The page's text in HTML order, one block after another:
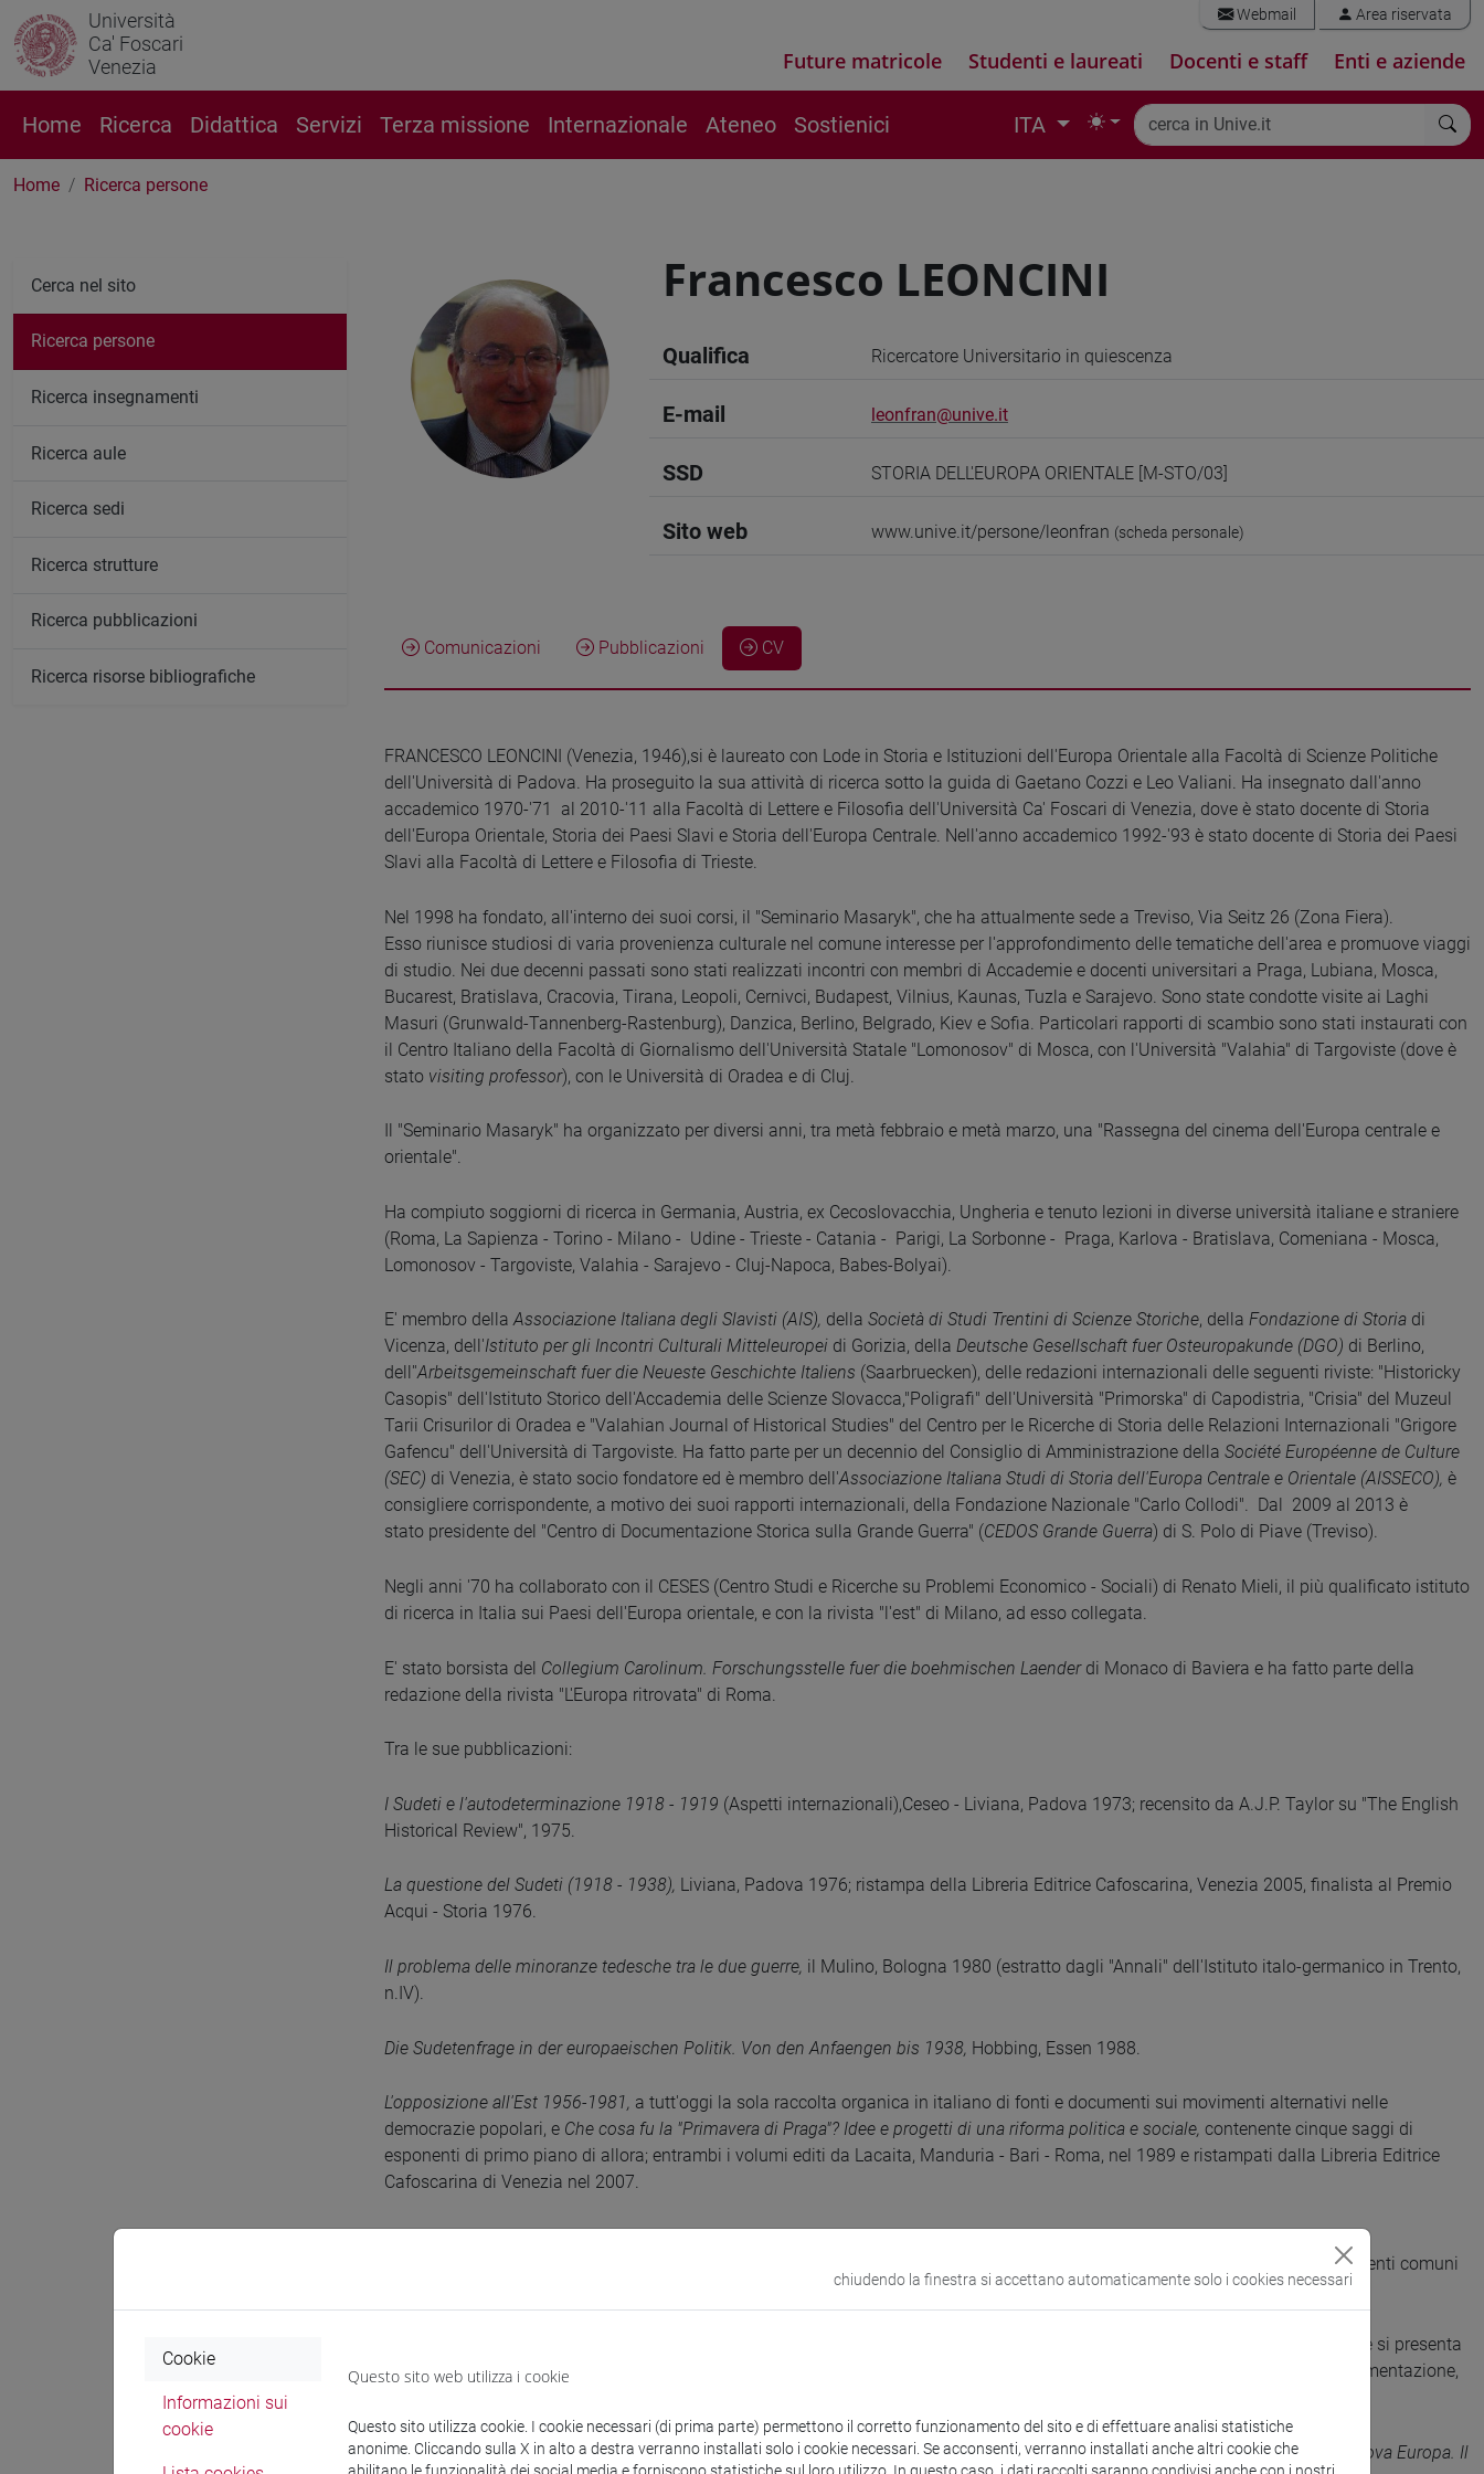
Università
Ca' Foscari
Venezia
Webmail Area riservata
Future matricole Studenti e laureati Docenti e staff Enti e aziende
Home Ricerca Didattica Servizi Terza missione Internazionale Ateneo Sostienici ITA
Home Ricerca persone
Francesco LEONCINI
Qualifica Ricercatore Universitario in quiescenza
E-mail leonfran@unive.it
SSD STORIA DELL'EUROPA ORIENTALE [M-STO/03]
Sito web www.unive.it/persone/leonfran (scheda personale)
Comunicazioni Pubblicazioni CV
FRANCESCO LEONCINI (Venezia, 1946),si è laureato con Lode in Storia e Istituzioni dell'Europa Orientale alla Facoltà di Scienze Politiche
dell'Università di Padova. Ha proseguito la sua attività di ricerca sotto la guida di Gaetano Cozzi e Leo Valiani. Ha insegnato dall'anno
accademico 1970-'71 al 2010-'11 alla Facoltà di Lettere e Filosofia dell'Università Ca' Foscari di Venezia, dove è stato docente di Storia
dell'Europa Orientale, Storia dei Paesi Slavi e Storia dell'Europa Centrale. Nell'anno accademico 1992-'93 è stato docente di Storia dei Paesi
Slavi alla Facoltà di Lettere e Filosofia di Trieste.
Nel 1998 ha fondato, all'interno dei suoi corsi, il "Seminario Masaryk", che ha attualmente sede a Treviso, Via Seitz 26 (Zona Fiera).
Esso riunisce studiosi di varia provenienza culturale nel comune interesse per l'approfondimento delle tematiche dell'area e promuove viaggi
di studio. Nei due decenni passati sono stati realizzati incontri con membri di Accademie e docenti universitari a Praga, Lubiana, Mosca,
Bucarest, Bratislava, Cracovia, Tirana, Leopoli, Cernivci, Budapest, Vilnius, Kaunas, Tuzla e Sarajevo. Sono state condotte visite ai Laghi
Masuri (Grunwald-Tannenberg-Rastenburg), Danzica, Berlino, Belgrado, Kiev e Sofia. Particolari rapporti di scambio sono stati instaurati con
il Centro Italiano della Facoltà di Giornalismo dell'Università Statale "Lomonosov" di Mosca, con l'Università "Valahia" di Targoviste (dove è
stato visiting professor), con le Università di Oradea e di Cluj.
Il "Seminario Masaryk" ha organizzato per diversi anni, tra metà febbraio e metà marzo, una "Rassegna del cinema dell'Europa centrale e
orientale".
Ha compiuto soggiorni di ricerca in Germania, Austria, ex Cecoslovacchia, Ungheria e tenuto lezioni in diverse università italiane e straniere
(Roma, La Sapienza - Torino - Milano - Udine - Trieste - Catania - Parigi, La Sorbonne - Praga, Karlova - Bratislava, Comeniana - Mosca,
Lomonosov - Targoviste, Valahia - Sarajevo - Cluj-Napoca, Babes-Bolyai).
E' membro dellaAssociazione Italiana degli Slavisti (AIS), della Società di Studi Trentini di Scienze Storiche, della Fondazione di Storia di
Vicenza, dell'Istituto per gli Incontri Culturali Mitteleuropei di Gorizia, della Deutsche Gesellschaft fuer Osteuropakunde (DGO) di Berlino,
dell''Arbeitsgemeinschaft fuer die Neueste Geschichte Italiens (Saarbruecken), delle redazioni internazionali delle seguenti riviste: "Historicky
Casopis" dell'Istituto Storico dell'Accademia delle Scienze Slovacca,"Poligrafi" dell'Università "Primorska" di Capodistria, "Crisia" del Muzeul
Tarii Crisurilor di Oradea e "Valahian Journal of Historical Studies" del Centro per le Ricerche di Storia delle Relazioni Internazionali "Grigore
Gafencu" dell'Università di Targoviste. Ha fatto parte per un decennio del Consiglio di Amministrazione della Société Européenne de Culture
(SEC) di Venezia, è stato socio fondatore ed è membro dell'Associazione Italiana Studi di Storia dell'Europa Centrale e Orientale (AISSECO), è
consigliere corrispondente, a motivo dei suoi rapporti internazionali, della Fondazione Nazionale "Carlo Collodi". Dal 2009 al 2013 è
stato presidente del "Centro di Documentazione Storica sulla Grande Guerra" (CEDOS Grande Guerra) di S. Polo di Piave (Treviso).
Negli anni '70 ha collaborato con il CESES (Centro Studi e Ricerche su Problemi Economico - Sociali) di Renato Mieli, il più qualificato istituto
di ricerca in Italia sui Paesi dell'Europa orientale, e con la rivista "l'est" di Milano, ad esso collegata.
E' stato borsista del Collegium Carolinum. Forschungsstelle fuer die boehmischen Laenderdi Monaco di Baviera e ha fatto parte della
redazione della rivista "L'Europa ritrovata" di Roma.
Tra le sue pubblicazioni:
I Sudeti e l'autodeterminazione 1918 - 1919 (Aspetti internazionali),Ceseo - Liviana, Padova 1973; recensito da A.J.P. Taylor su "The English
Historical Review", 1975.
La questione del Sudeti (1918 - 1938), Liviana, Padova 1976; ristampa della Libreria Editrice Cafoscarina, Venezia 2005, finalista al Premio
Acqui - Storia 1976.
Il problema delle minoranze tedesche tra le due guerre, il Mulino, Bologna 1980 (estratto dagli "Annali" dell'Istituto italo-germanico in Trento,
n.IV).
Die Sudetenfrage in der europaeischen Politik. Von den Anfaengen bis 1938, Hobbing, Essen 1988.
L'opposizione all'Est 1956-1981, a tutt'oggi la sola raccolta organica in italiano di fonti e documenti sui movimenti alternativi nelle
democrazie popolari, e Che cosa fu la "Primavera di Praga"? Idee e progetti di una riforma politica e sociale, contenente cinque saggi di
esponenti di primo piano di allora; entrambi i volumi editi da Lacaita, Manduria - Bari - Roma, nel 1989 e ristampati dalla Libreria Editrice
Cafoscarina di Venezia nel 2007.
Esso costituisce il punto di raccordo tra le esperienze di ricerca di più di un trentennio e i nuovi interessi volti a individuare elementi comuni
e processi di aggregazione nel percorso storico dei popoli situati tra la Germania e la Russia, tra il Baltico e l'Egeo.
Rubbettino, Soveria Mannelli (Cz), 2009. Opera collettanea che si presenta
come un contributo fortemente innovativo sulla Primavera cecoslovacca per organicità d'impostazione e per ricchezza di documentazione,
Ha tradotto dal ceco alcune lettere di Jan Hus dalla prigionia di Costanza e l'opera programmatica di Tomas G. Masaryk
La Nuova Europa. Il
Cerca nel sito
Ricerca persone
Ricerca insegnamenti
Ricerca aule
Ricerca sedi
Ricerca strutture
Ricerca pubblicazioni
Ricerca risorse bibliografiche
chiudendo la finestra si accettano automaticamente solo i cookies necessari
Cookie
Informazioni sui
cookie
Questo sito web utilizza i cookie
Questo sito utilizza cookie. I cookie necessari (di prima parte) permettono il corretto funzionamento del sito e di effettuare analisi statistiche
anonime. Cliccando sulla X in alto a destra verranno installati solo i cookie necessari. Se acconsenti, verranno installati anche altri cookie che